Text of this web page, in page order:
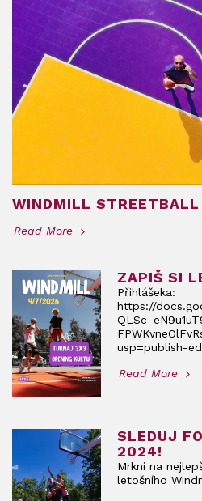
WINDMILL STREETBALL
Read More
ZAPIŠ SI
Přihlášeka:
https://
usp=publish-
Read More
SLEDUJ
2024!
Mrkni na
letošního